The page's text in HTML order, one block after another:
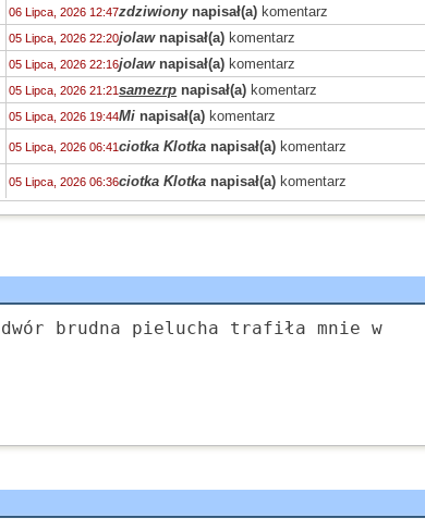
06 Lipca, 2026 12:47zdziwionynapisał(a) komentarz
05 Lipca, 2026 22:20jolawnapisał(a) komentarz
05 Lipca, 2026 22:16jolawnapisał(a) komentarz
05 Lipca, 2026 21:21samezrp napisał(a) komentarz
05 Lipca, 2026 19:44Mi napisał(a) komentarz
05 Lipca, 2026 06:41ciotka Klotka napisał(a) komentarz
05 Lipca, 2026 06:36ciotka Klotka napisał(a) komentarz
04 Lipca, 2026 15:04Pepponenapisał(a)komentarz
Grejon
01 Lipca, 2026 15:19Szejk Wavenapisał(a)komentarz
brudna pielucha trafiła mnie w